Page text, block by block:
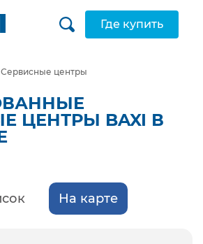
Где купить
Сервисные центры
ЦЕНТРЫ BAXI В
На карте